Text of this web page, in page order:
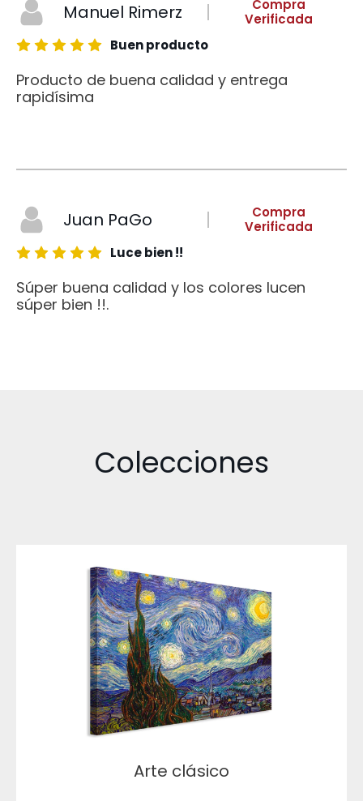
Manuel Rimerz
Compra
Verificada
Buen producto
Producto de buena calidad y entrega
rapidísima
Juan PaGo
Compra
Verificada
Luce bien !!
Súper buena calidad y los colores lucen
súper bien !!.
Colecciones
Arte clásico